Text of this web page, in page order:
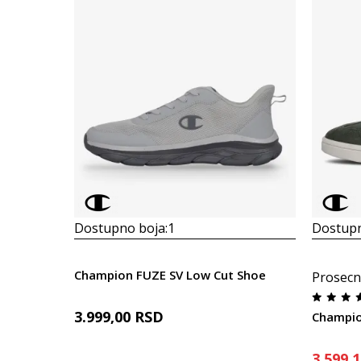
Dostupno boja:1
Champion FUZE SV Low Cut Shoe
3.999,00 RSD